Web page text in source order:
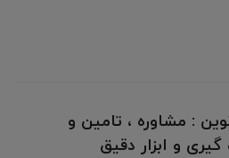
: مشاوره ، تامین و
و ابزار دقیق